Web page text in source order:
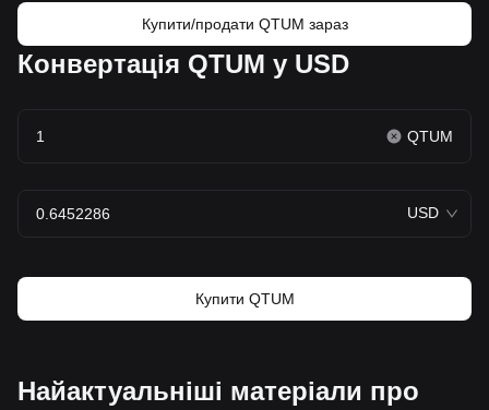
Купити/продати QTUM зараз
Конвертація QTUM у USD
QTUM
USD
Купити QTUM
Найактуальніші матеріали про